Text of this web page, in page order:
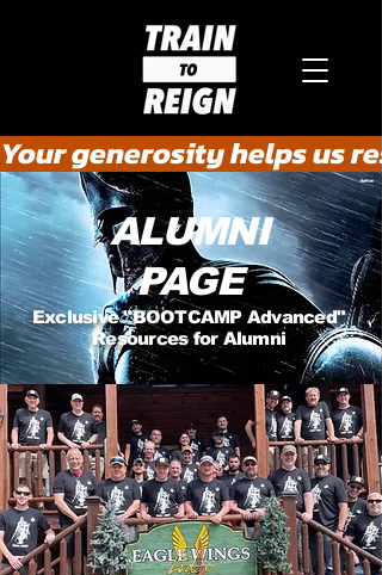
Your generosity helps us
ALUMNI
PAGE
Exclusive "BOOTCAMP Advanced"
Resources for Alumni